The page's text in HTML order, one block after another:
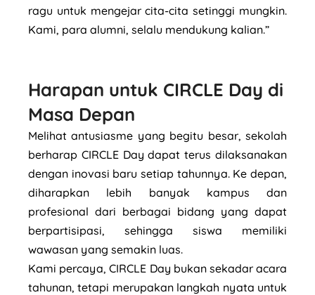
ragu untuk mengejar cita-cita setinggi mungkin.
Kami, para alumni, selalu mendukung kalian.”
Harapan untuk CIRCLE Day di
Masa Depan
Melihat antusiasme yang begitu besar, sekolah
berharap CIRCLE Day dapat terus dilaksanakan
dengan inovasi baru setiap tahunnya. Ke depan,
diharapkan lebih banyak kampus dan
profesional dari berbagai bidang yang dapat
berpartisipasi, sehingga siswa memiliki
wawasan yang semakin luas.
Kami percaya, CIRCLE Day bukan sekadar acara
tahunan, tetapi merupakan langkah nyata untuk